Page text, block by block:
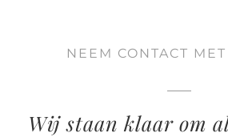
NEEM CONTACT
Wij staan klaar om